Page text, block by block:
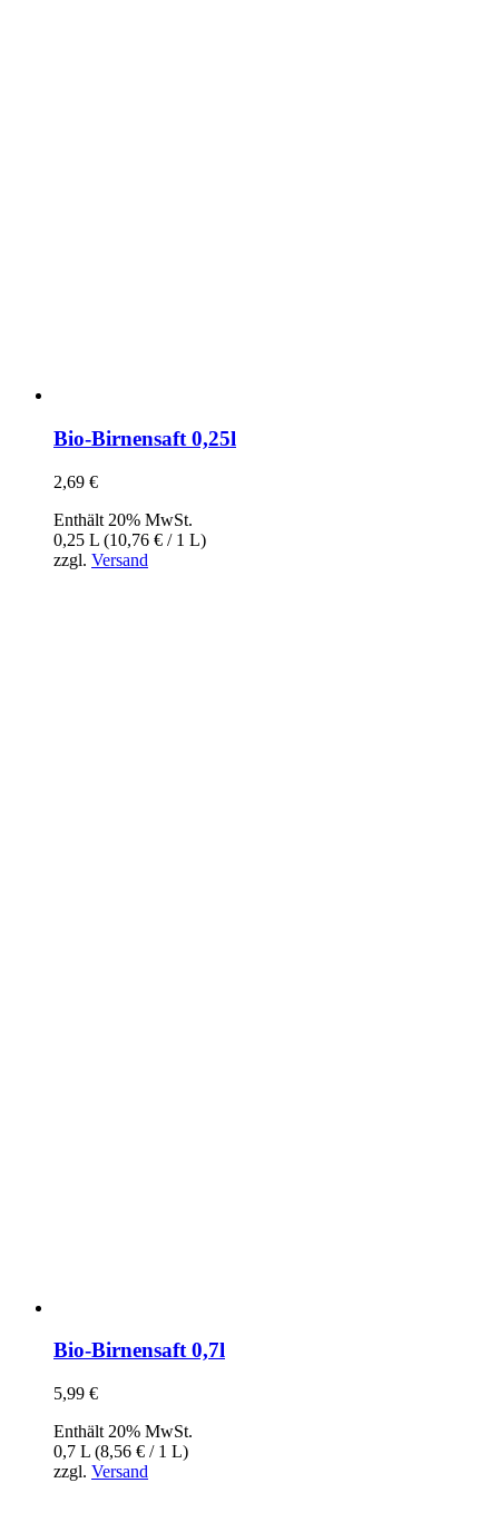
Bio-Birnensaft 0,25l
2,69 €
Enthält 20% MwSt.
0,25 L (10,76 € / 1 L)
zzgl. Versand
Bio-Birnensaft 0,7l
5,99 €
Enthält 20% MwSt.
0,7 L (8,56 € / 1 L)
zzgl. Versand